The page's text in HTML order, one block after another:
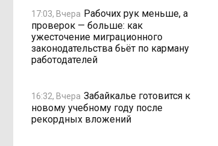
17:03, Вчера Рабочих рук меньше, а
проверок — больше: как
ужесточение миграционного
законодательства бьёт по карману
работодателей
16:32, Вчера Забайкалье готовится к
новому учебному году после
рекордных вложений